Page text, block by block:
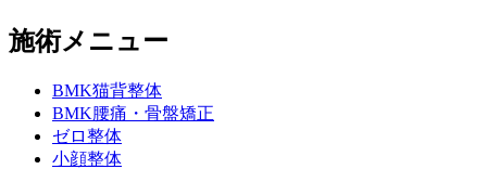
施術メニュー
BMK猫背整体
BMK腰痛・骨盤矯正
ゼロ整体
小顔整体